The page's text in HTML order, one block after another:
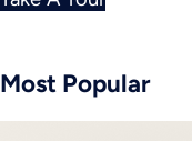
Most Popular